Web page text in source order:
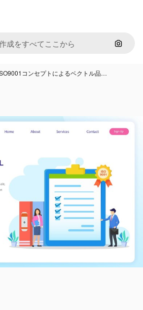
画像で
コンセプトによるベクトル品…